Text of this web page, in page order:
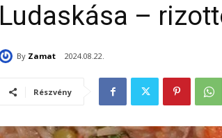
Ludaskása –
By Zamat 2024.08.22.
Részvény